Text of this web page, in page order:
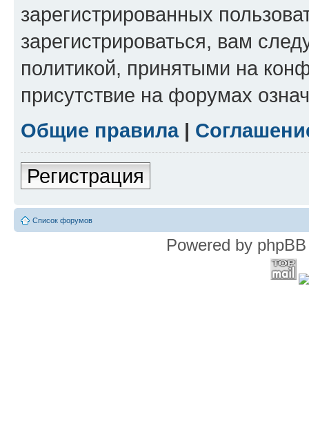
зарегистрированных
зарегистрироваться, вам
политикой, принятыми на
присутствие на форумах
Общие правила|
Регистрация
Список форумов
Powered by